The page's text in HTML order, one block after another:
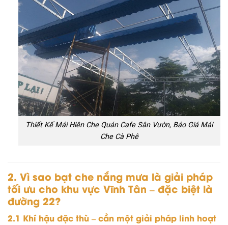
Thiết Kế Mái Hiên Che Quán Cafe Sân Vườn, Báo Giá Mái
Che Cà Phê
2. Vì sao bạt che nắng mưa là giải pháp
tối ưu cho khu vực Vĩnh Tân – đặc biệt là
đường 22?
2.1 Khí hậu đặc thù – cần một giải pháp linh hoạt